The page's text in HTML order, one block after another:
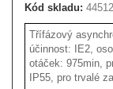
Kód skladu: 44512
Třífázový
účinnost: IE2,
otáček: 975min,
IP55, pro trvalé